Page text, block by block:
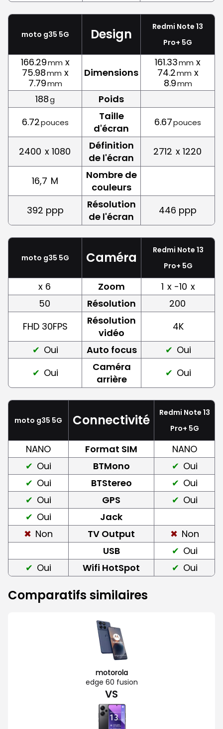
moto g35 5G Design
Redmi Note 13
Pro+ 5G
166.29mm x
75.98mm x
7.79mm
Dimensions
161.33mm x
74.2mm x
8.9mm
188g
Poids
6.72pouces
Taille
d'écran
6.67pouces
2400 x 1080
Définition
de l'écran
2712 x 1220
16,7 M
Nombre de
couleurs
392 ppp
Résolution
de l'écran
446 ppp
moto g35 5G Caméra
Redmi Note 13
Pro+ 5G
x 6 Zoom 1 x -10 x
50
Résolution
200
FHD 30FPS
Résolution
vidéo
4K
Oui
Auto focus
Oui
Oui
Caméra
arrière
Oui
moto g35 5G Connectivité
Redmi Note 13
Pro+ 5G
NANO Format SIM
NANO
Oui
BTMono
Oui
Oui
BTStereo
Oui
Oui
GPS
Oui
Oui
Jack
Non
TV Output
Non
USB
Oui
Oui
Wifi HotSpot Oui
Comparatifs similaires
motorola
edge 60 fusion
VS